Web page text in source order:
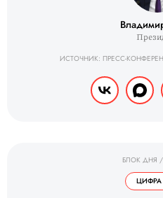
ИСТОЧНИК: ПРЕСС-
БЛОК ДНЯ /
ЦИФРА